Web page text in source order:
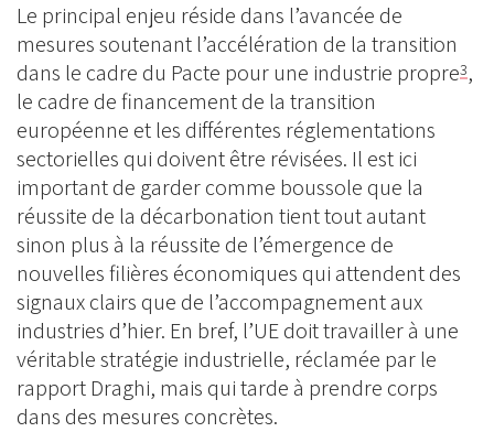
Le principal enjeu réside dans l’avancée de
mesures soutenant l’accélération de la transition
dans le cadre du Pacte pour une industrie propre3,
le cadre de financement de la transition
européenne et les différentes réglementations
sectorielles qui doivent être révisées. Il est ici
important de garder comme boussole que la
réussite de la décarbonation tient tout autant
sinon plus à la réussite de l’émergence de
nouvelles filières économiques qui attendent des
signaux clairs que de l’accompagnement aux
industries d’hier. En bref, l’UE doit travailler à une
véritable stratégie industrielle, réclamée par le
rapport Draghi, mais qui tarde à prendre corps
dans des mesures concrètes.